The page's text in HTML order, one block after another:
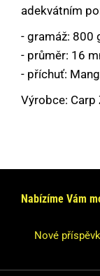
adekvátním
- gramáž: 800
- průměr: 16
- příchuť:
Výrobce: Carp
Vaše
Nabízíme Vám
Nové